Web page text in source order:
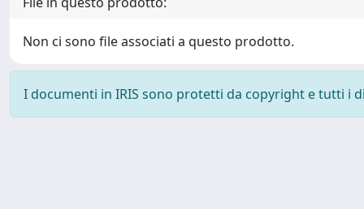
Non ci sono file associati a questo prodotto.
I documenti in IRIS sono protetti da copyright e tutti i